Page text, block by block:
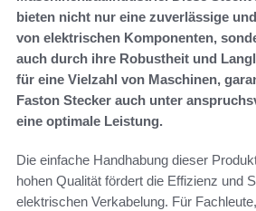
bieten nicht nur eine zuverlässige
von elektrischen Komponenten,
auch durch ihre Robustheit und
für eine Vielzahl von Maschinen,
Faston Stecker auch unter
eine optimale Leistung.
Die einfache Handhabung dieser
hohen Qualität fördert die Effizienz und
elektrischen Verkabelung. Für